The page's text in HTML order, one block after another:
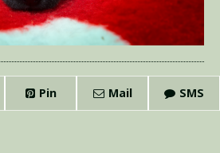
Pin Mail SMS